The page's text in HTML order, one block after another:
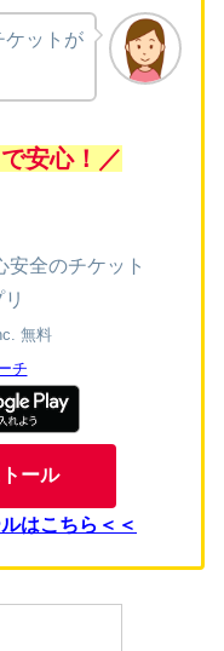
ケットが
安心！／
安全のチケット
無料
チ
ール
はこちら＜＜